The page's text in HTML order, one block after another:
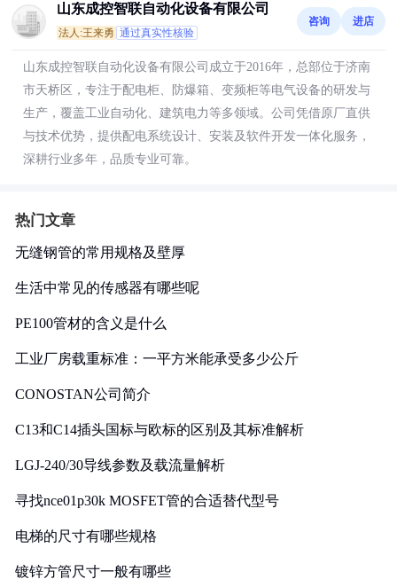
山东成控智联自动化设备有限公司
法人:王来勇 通过真实性核验
咨询 进店
山东成控智联自动化设备有限公司成立于2016年，总部位于济南
市天桥区，专注于配电柜、防爆箱、变频柜等电气设备的研发与
生产，覆盖工业自动化、建筑电力等多领域。公司凭借原厂直供
与技术优势，提供配电系统设计、安装及软件开发一体化服务，
深耕行业多年，品质专业可靠。
热门文章
无缝钢管的常用规格及壁厚
生活中常见的传感器有哪些呢
PE100管材的含义是什么
工业厂房载重标准：一平方米能承受多少公斤
CONOSTAN公司简介
C13和C14插头国标与欧标的区别及其标准解析
LGJ-240/30导线参数及载流量解析
寻找nce01p30k MOSFET管的合适替代型号
电梯的尺寸有哪些规格
镀锌方管尺寸一般有哪些